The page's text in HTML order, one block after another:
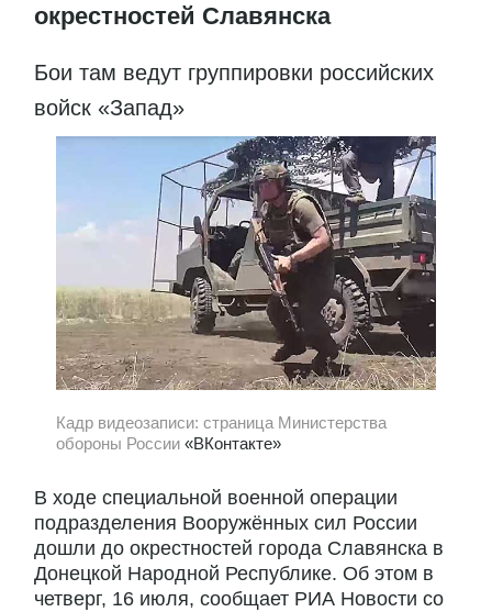
окрестностей Славянска
Бои там ведут группировки российских
войск «Запад»
Кадр видеозаписи: страница Министерства
обороны России «ВКонтакте»
В ходе специальной военной операции
подразделения Вооружённых сил России
дошли до окрестностей города Славянска в
Донецкой Народной Республике. Об этом в
четверг, 16 июля, сообщает РИА Новости со